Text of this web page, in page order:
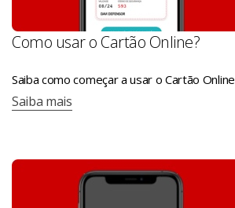
Como usar o Cartão Online?
Saiba como começar a usar o Cartão
Saiba mais